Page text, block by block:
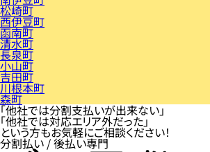
松崎町
西伊豆町
函南町
清水町
長泉町
小山町
吉田町
川根本町
森町
「他社では分割支払いが出来ない」
「他社では対応エリア外だった」
という方もお気軽にご相談ください！
分割払い / 後払い専門